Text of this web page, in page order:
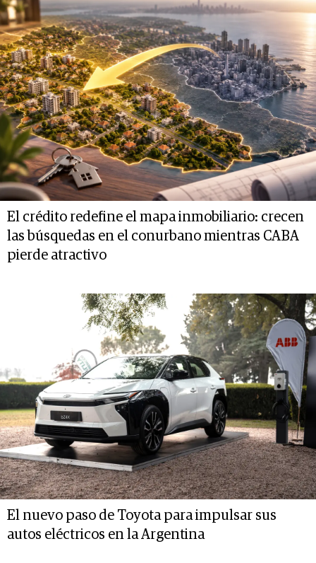
El crédito redefine el mapa inmobiliario: crecen
las búsquedas en el conurbano mientras CABA
pierde atractivo
El nuevo paso de Toyota para impulsar sus
autos eléctricos en la Argentina